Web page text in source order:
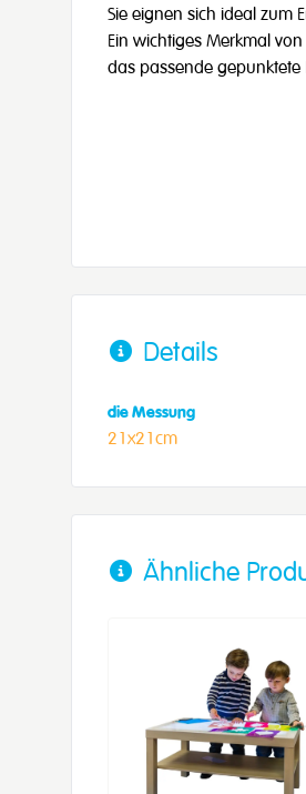
Sie eignen sich ideal zum
Ein wichtiges Merkmal
das passende gepunktete
Details
die Messung
21x21cm
Ähnliche